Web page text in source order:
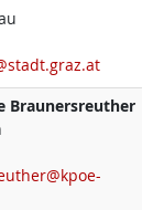
Braunersreuther